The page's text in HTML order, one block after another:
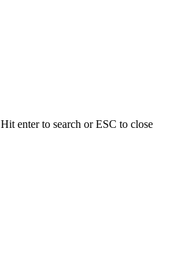
Hit enter to search or ESC to close